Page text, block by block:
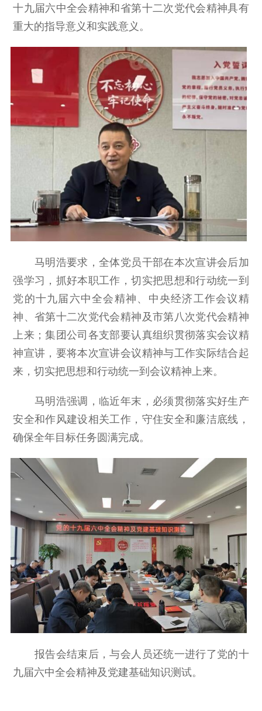
十九届六中全会精神和省第十二次党代会精神具有
重大的指导意义和实践意义。
马明浩要求，全体党员干部在本次宣讲会后加
强学习，抓好本职工作，切实把思想和行动统一到
党的十九届六中全会精神、中央经济工作会议精
神、省第十二次党代会精神及市第八次党代会精神
上来；集团公司各支部要认真组织贯彻落实会议精
神宣讲，要将本次宣讲会议精神与工作实际结合起
来，切实把思想和行动统一到会议精神上来。
马明浩强调，临近年末，必须贯彻落实好生产
安全和作风建设相关工作，守住安全和廉洁底线，
确保全年目标任务圆满完成。
报告会结束后，与会人员还统一进行了党的十
九届六中全会精神及党建基础知识测试。